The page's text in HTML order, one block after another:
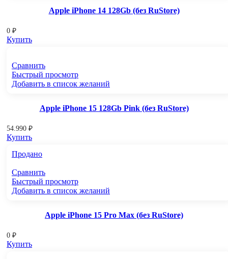
Apple iPhone 14 128Gb (без RuStore)
0 ₽
Купить
Сравнить
Быстрый просмотр
Добавить в список желаний
Apple iPhone 15 128Gb Pink (без RuStore)
54.990 ₽
Купить
Продано
Сравнить
Быстрый просмотр
Добавить в список желаний
Apple iPhone 15 Pro Max (без RuStore)
0 ₽
Купить